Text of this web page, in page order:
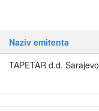
Naziv emitenta
TAPETAR d.d. Sarajevo